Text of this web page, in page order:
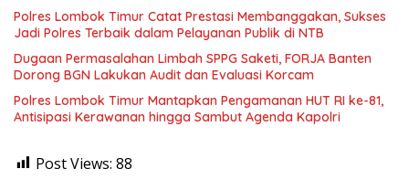
Polres Lombok Timur Catat Prestasi Membanggakan, Sukses
Jadi Polres Terbaik dalam Pelayanan Publik di NTB
Dugaan Permasalahan Limbah SPPG Saketi, FORJA Banten
Dorong BGN Lakukan Audit dan Evaluasi Korcam
Polres Lombok Timur Mantapkan Pengamanan HUT RI ke-81,
Antisipasi Kerawanan hingga Sambut Agenda Kapolri
Post Views: 88